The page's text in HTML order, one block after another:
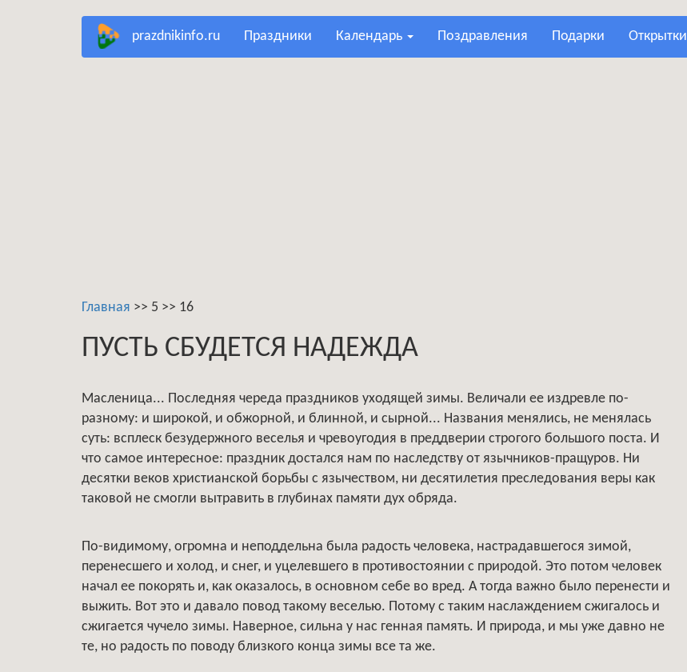
prazdnikinfo.ru праздники календарь поздравления подарки открытки
Главная >> 5 >> 16
ПУСТЬ СБУДЕТСЯ НАДЕЖДА
Масленица... Последняя череда праздников уходящей зимы. Величали ее издревле по-
разному: и широкой, и обжорной, и блинной, и сырной... Названия менялись, не менялась
суть: всплеск безудержного веселья и чревоугодия в преддверии строгого большого поста. И
что самое интересное: праздник достался нам по наследству от язычников-пращуров. Ни
десятки веков христианской борьбы с язычеством, ни десятилетия преследования веры как
таковой не смогли вытравить в глубинах памяти дух обряда.
По-видимому, огромна и неподдельна была радость человека, настрадавшегося зимой,
перенесшего и холод, и снег, и уцелевшего в противостоянии с природой. Это потом человек
начал ее покорять и, как оказалось, в основном себе во вред. А тогда важно было перенести и
выжить. Вот это и давало повод такому веселью. Потому с таким наслаждением сжигалось и
сжигается чучело зимы. Наверное, сильна у нас генная память. И природа, и мы уже давно не
те, но радость по поводу близкого конца зимы все та же.